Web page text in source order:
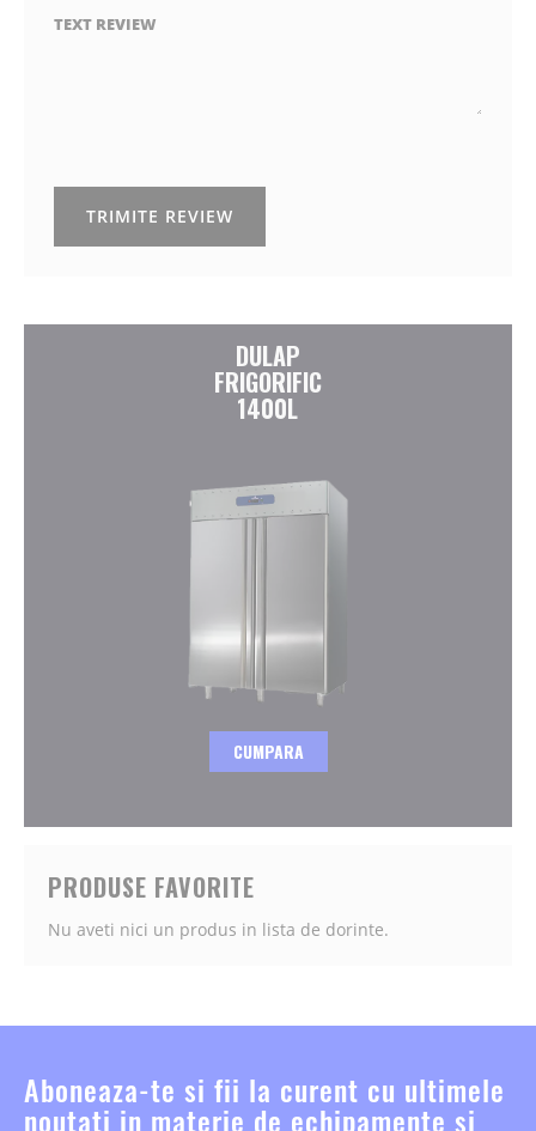
TEXT REVIEW
TRIMITE REVIEW
DULAP
FRIGORIFIC
1400L
CUMPARA
PRODUSE FAVORITE
Nu aveti nici un produs in lista de dorinte.
Aboneaza-te si fii la curent cu ultimele
noutati in materie de echipamente si